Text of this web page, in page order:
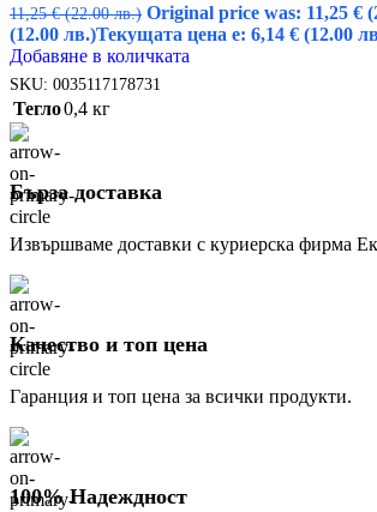
11,25€ (22.00 лв.) Original price was: 11,25 €
(12.00 лв.)Текущата цена е: 6,14 € (12.00
Добавяне в количката
SKU: 0035117178731
Тегло0,4 кг
Бърза доставка
Извършваме доставки с куриерска фирма
Качество и топ цена
Гаранция и топ цена за всички продукти.
100% Надеждност